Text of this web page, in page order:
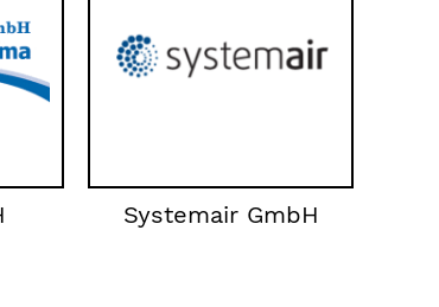
Systemair GmbH